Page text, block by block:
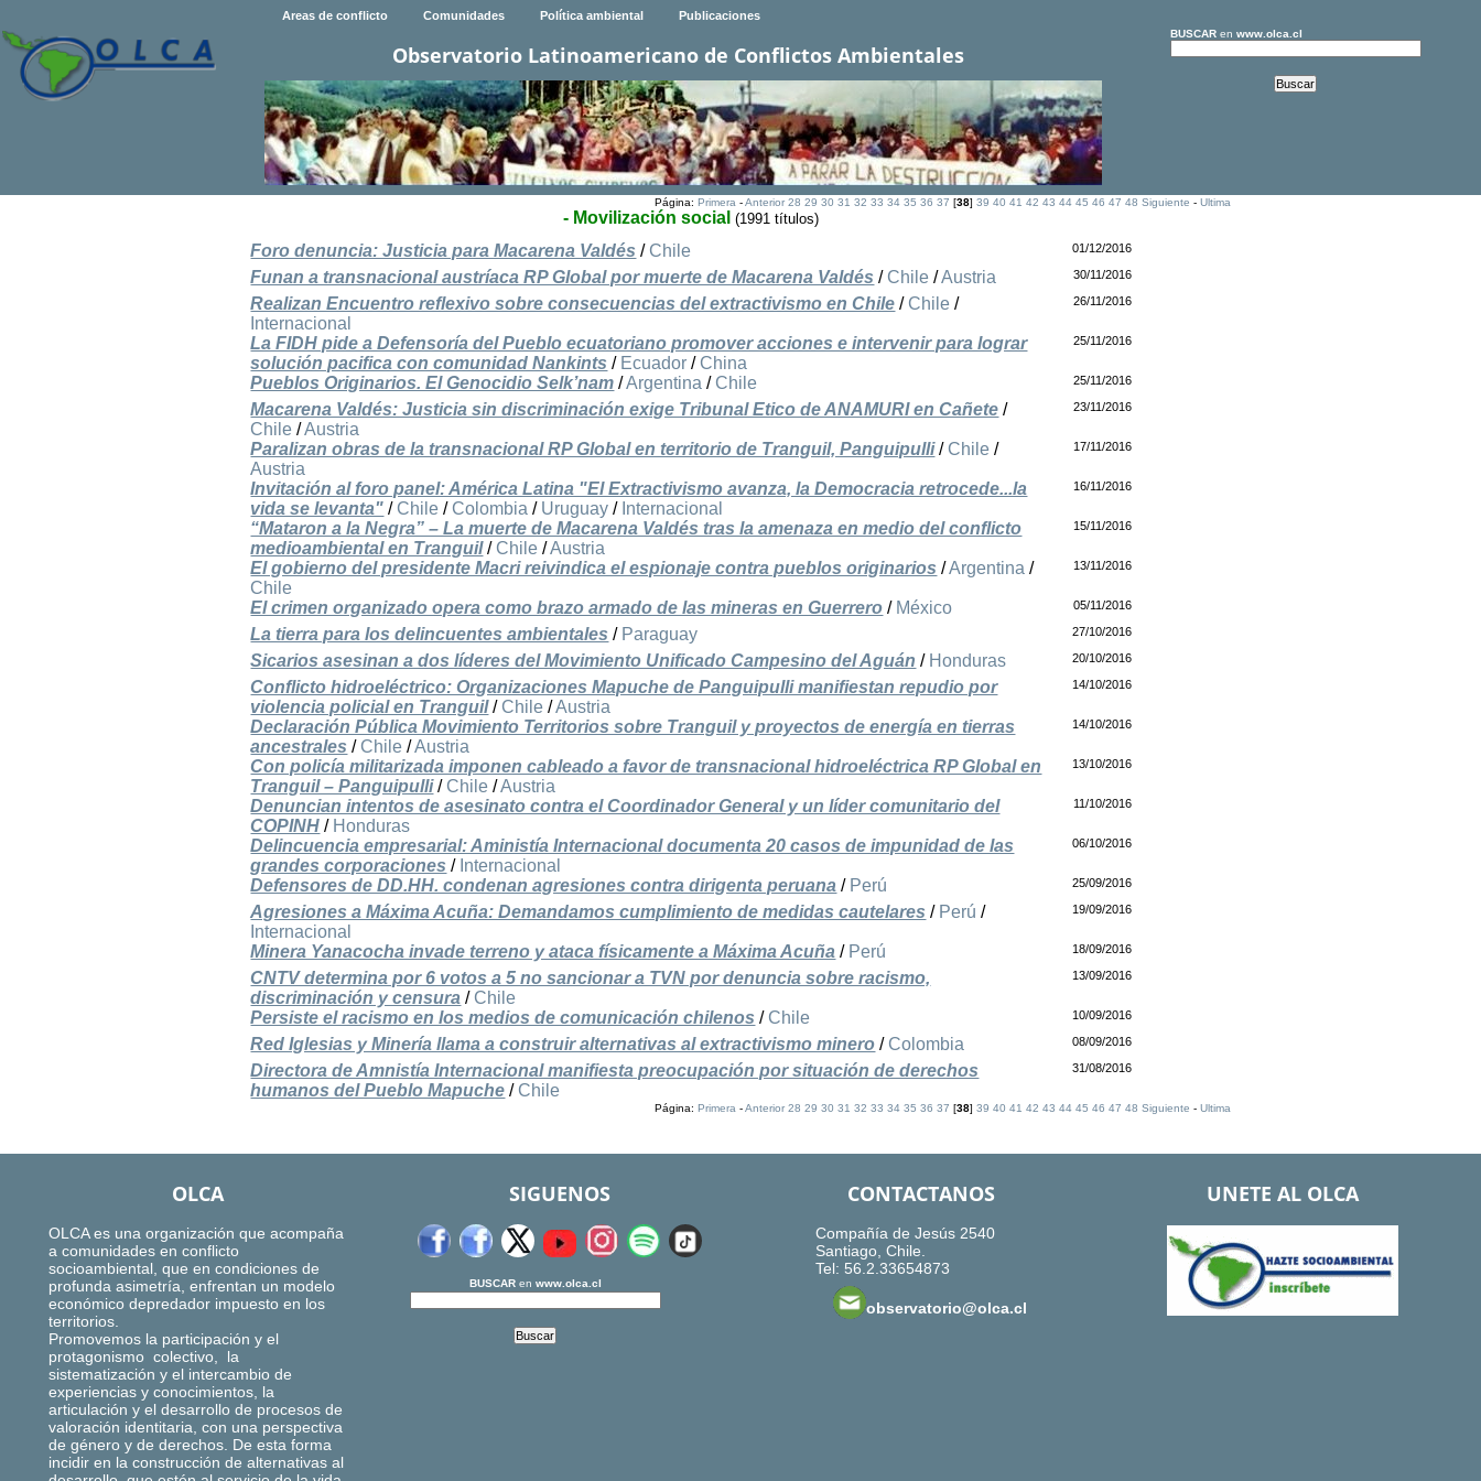
Areas de conflicto Comunidades Política ambiental Publicaciones
Observatorio Latinoamericano de Conflictos Ambientales
BUSCARen www.olca.cl
Página: Primera-Anterior 28 29 30 31 32 33 34 35 36 37 [38] 39 40 41 42 43 44 45 46 47 48 Siguiente - Ultima
- Movilización social (1991 títulos)
Foro denuncia: Justicia para Macarena Valdés / Chile 01/12/2016
Funan a transnacional austríaca RP Global por muerte de Macarena Valdés / Chile /Austria 30/11/2016
Realizan Encuentro reflexivo sobre consecuencias del extractivismo en Chile / Chile /
Internacional
26/11/2016
La FIDH pide a Defensoría del Pueblo ecuatoriano promover acciones e intervenir para lograr
solución pacifica con comunidad Nankints / Ecuador / China
25/11/2016
Pueblos Originarios. El Genocidio Selk’nam /Argentina / Chile 25/11/2016
Macarena Valdés: Justicia sin discriminación exige Tribunal Etico de ANAMURI en Cañete /
Chile /Austria
23/11/2016
Paralizan obras de la transnacional RP Global en territorio de Tranguil, Panguipulli/ Chile /
Austria
17/11/2016
Invitación al foro panel: América Latina "El Extractivismo avanza, la Democracia retrocede...la
vida se levanta" / Chile / Colombia / Uruguay / Internacional
16/11/2016
“Mataron a la Negra” – La muerte de Macarena Valdés tras la amenaza en medio del conflicto
medioambiental en Tranguil/ Chile /Austria
15/11/2016
El gobierno del presidente Macri reivindica el espionaje contra pueblos originarios /Argentina /
Chile
13/11/2016
El crimen organizado opera como brazo armado de las mineras en Guerrero / México 05/11/2016
La tierra para los delincuentes ambientales / Paraguay 27/10/2016
Sicarios asesinan a dos líderes del Movimiento Unificado Campesino del Aguán / Honduras 20/10/2016
Conflicto hidroeléctrico: Organizaciones Mapuche de Panguipulli manifiestan repudio por
violencia policial en Tranguil/ Chile /Austria
14/10/2016
Declaración Pública Movimiento Territorios sobre Tranguil y proyectos de energía en tierras
ancestrales / Chile /Austria
14/10/2016
Con policía militarizada imponen cableado a favor de transnacional hidroeléctrica RP Global en
Tranguil – Panguipulli/ Chile /Austria
13/10/2016
Denuncian intentos de asesinato contra el Coordinador General y un líder comunitario del
COPINH / Honduras
11/10/2016
Delincuencia empresarial: Aministía Internacional documenta 20 casos de impunidad de las
grandes corporaciones / Internacional
06/10/2016
Defensores de DD.HH. condenan agresiones contra dirigenta peruana / Perú 25/09/2016
Agresiones a Máxima Acuña: Demandamos cumplimiento de medidas cautelares / Perú /
Internacional
19/09/2016
Minera Yanacocha invade terreno y ataca físicamente a Máxima Acuña / Perú 18/09/2016
CNTV determina por 6 votos a 5 no sancionar a TVN por denuncia sobre racismo,
discriminación y censura / Chile
13/09/2016
Persiste el racismo en los medios de comunicación chilenos / Chile 10/09/2016
Red Iglesias y Minería llama a construir alternativas al extractivismo minero / Colombia 08/09/2016
Directora de Amnistía Internacional manifiesta preocupación por situación de derechos
humanos del Pueblo Mapuche / Chile
31/08/2016
Página: Primera-Anterior 28 29 30 31 32 33 34 35 36 37 [38] 39 40 41 42 43 44 45 46 47 48 Siguiente - Ultima
OLCA
OLCA es una organización que acompaña
a comunidades en conflicto
socioambiental, que en condiciones de
profunda asimetría, enfrentan un modelo
económico depredador impuesto en los
territorios.
Promovemos la participación y el
protagonismo colectivo, la
sistematización y el intercambio de
experiencias y conocimientos, la
articulación y el desarrollo de procesos de
valoración identitaria, con una perspectiva
de género y de derechos. De esta forma
incidir en la construcción de alternativas al
SIGUENOS
BUSCARen www.olca.cl
CONTACTANOS
Compañía de Jesús 2540
Santiago, Chile.
Tel: 56.2.33654873
observatorio@olca.cl
UNETE AL OLCA